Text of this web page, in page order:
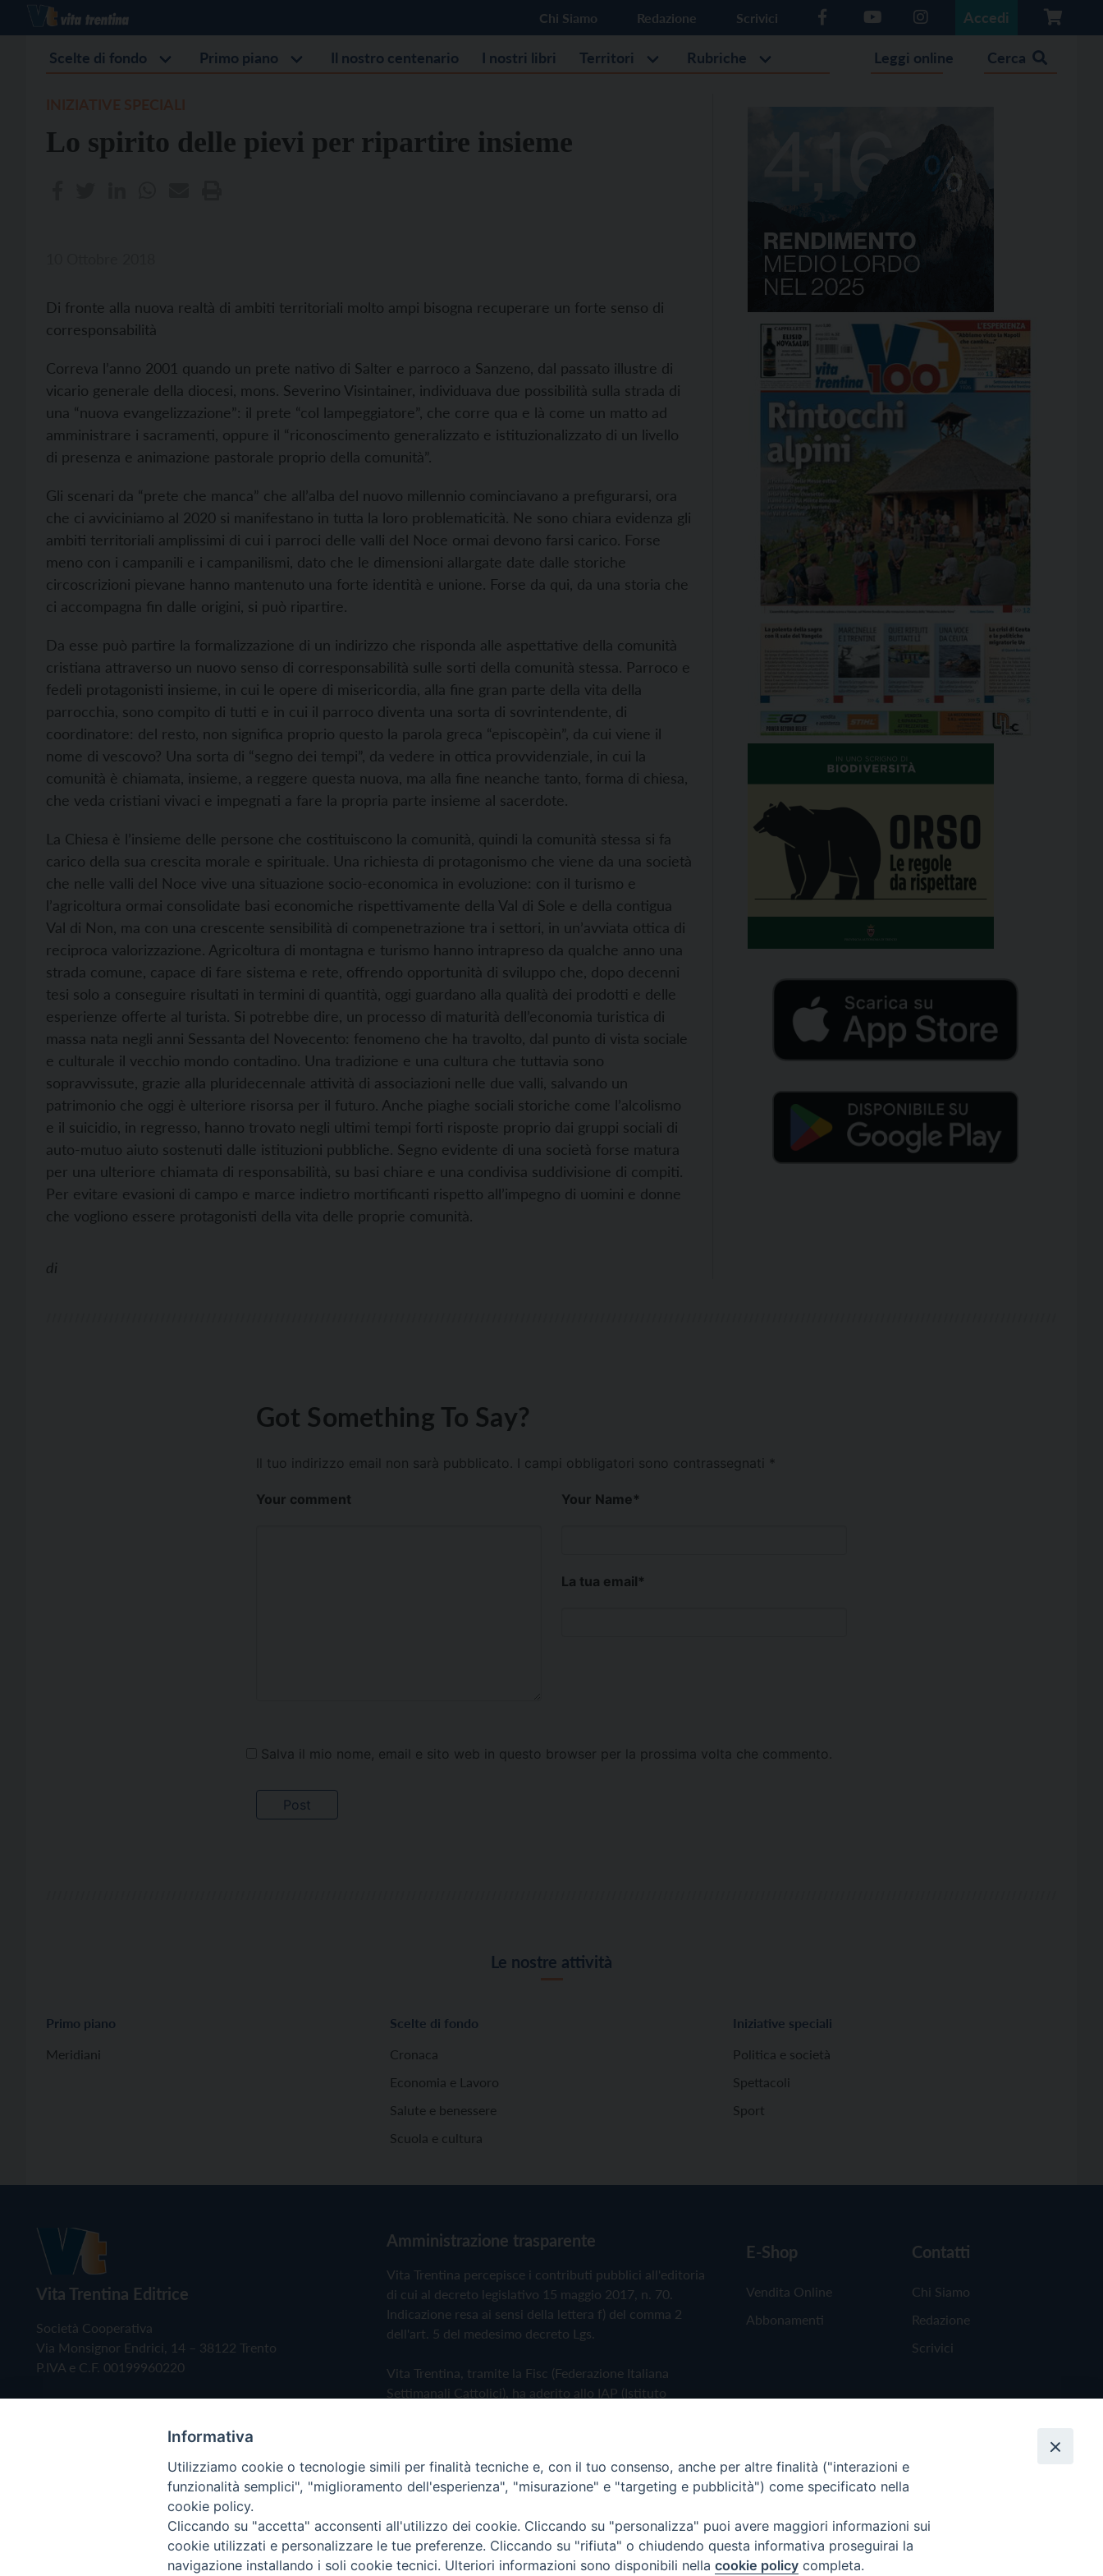
Chi Siamo Redazione Scrivici Accedi
Scelte di fondo Primo piano Il nostro centenario I nostri libri Territori Rubriche Leggi online Cerca
Lo spirito delle pievi per ripartire insieme
Di fronte alla nuova realtà di ambiti territoriali molto ampi bisogna recuperare un forte senso di
corresponsabilità
Correva l’anno 2001 quando un prete nativo di Salter e parroco a Sanzeno, dal passato illustre di
vicario generale della diocesi, mons. Severino Visintainer, individuava due possibilità sulla strada di
una “nuova evangelizzazione”: il prete “col lampeggiatore”, che corre qua e là come un matto ad
amministrare i sacramenti, oppure il “riconoscimento generalizzato e istituzionalizzato di un livello
di presenza e animazione pastorale proprio della comunità”.
Gli scenari da “prete che manca” che all’alba del nuovo millennio cominciavano a prefigurarsi, ora
che ci avviciniamo al 2020 si manifestano in tutta la loro problematicità. Ne sono chiara evidenza gli
ambiti territoriali amplissimi di cui i parroci delle valli del Noce ormai devono farsi carico. Forse
meno con i campanili e i campanilismi, dato che le dimensioni allargate date dalle storiche
circoscrizioni pievane hanno mantenuto una forte identità e unione. Forse da qui, da una storia che
ci accompagna fin dalle origini, si può ripartire.
Da esse può partire la formalizzazione di un indirizzo che risponda alle aspettative della comunità
cristiana attraverso un nuovo senso di corresponsabilità sulle sorti della comunità stessa. Parroco e
fedeli protagonisti insieme, in cui le opere di misericordia, alla fine gran parte della vita della
parrocchia, sono compito di tutti e in cui il parroco diventa una sorta di sovrintendente, di
coordinatore: del resto, non significa proprio questo la parola greca “episcopèin”, da cui viene il
nome di vescovo? Una sorta di “segno dei tempi”, da vedere in ottica provvidenziale, in cui la
comunità è chiamata, insieme, a reggere questa nuova, ma alla fine neanche tanto, forma di chiesa,
che veda cristiani vivaci e impegnati a fare la propria parte insieme al sacerdote.
La Chiesa è l’insieme delle persone che costituiscono la comunità, quindi la comunità stessa si fa
carico della sua crescita morale e spirituale. Una richiesta di protagonismo che viene da una società
che nelle valli del Noce vive una situazione socio-economica in evoluzione: con il turismo e
l’agricoltura ormai consolidate basi economiche rispettivamente della Val di Sole e della contigua
Val di Non, ma con una crescente sensibilità di compenetrazione tra i settori, in un’avviata ottica di
reciproca valorizzazione. Agricoltura di montagna e turismo hanno intrapreso da qualche anno una
strada comune, capace di fare sistema e rete, offrendo opportunità di sviluppo che, dopo decenni
tesi solo a conseguire risultati in termini di quantità, oggi guardano alla qualità dei prodotti e delle
esperienze offerte al turista. Si potrebbe dire, un processo di maturità dell’economia turistica di
massa nata negli anni Sessanta del Novecento: fenomeno che ha travolto, dal punto di vista sociale
e culturale il vecchio mondo contadino. Una tradizione e una cultura che tuttavia sono
sopravvissute, grazie alla pluridecennale attività di associazioni nelle due valli, salvando un
patrimonio che oggi è ulteriore risorsa per il futuro. Anche piaghe sociali storiche come l’alcolismo
e il suicidio, in regresso, hanno trovato negli ultimi tempi forti risposte proprio dai gruppi sociali di
auto-mutuo aiuto sostenuti dalle istituzioni pubbliche. Segno evidente di una società forse matura
per una ulteriore chiamata di responsabilità, su basi chiare e una condivisa suddivisione di compiti.
Per evitare evasioni di campo e marce indietro mortificanti rispetto all’impegno di uomini e donne
che vogliono essere protagonisti della vita delle proprie comunità.
di
Got Something To Say?
Il tuo indirizzo email non sarà pubblicato. I campi obbligatori sono contrassegnati *
Your comment Your Name*
La tua email*
Salva il mio nome, email e sito web in questo browser per la prossima volta che commento.
Le nostre attività
Primo piano
Meridiani
Scelte di fondo
Cronaca
Economia e Lavoro
Salute e benessere
Scuola e cultura
Iniziative speciali
Politica e società
Spettacoli
Sport
Vita Trentina Editrice
Società Cooperativa
Via Monsignor Endrici, 14 – 38122 Trento
P.IVA e C.F. 00199960220
Amministrazione trasparente
Vita Trentina percepisce i contributi pubblici all'editoria
di cui al decreto legislativo 15 maggio 2017, n. 70.
Indicazione resa ai sensi della lettera f) del comma 2
dell'art. 5 del medesimo decreto Lgs.
Vita Trentina, tramite la Fisc (Federazione Italiana
Settimanali Cattolici), ha aderito allo IAP (Istituto
Privacy Policy Cookie Policy
E-Shop
Vendita Online
Abbonamenti
Contatti
Chi Siamo
Redazione
Scrivici
Copyright © 2019 - Tutti i diritti riservati - Vita Trentina Editrice
Informativa
Utilizziamo cookie o tecnologie simili per finalità tecniche e, con il tuo consenso, anche per altre finalità ("interazioni e
funzionalità semplici", "miglioramento dell'esperienza", "misurazione" e "targeting e pubblicità") come specificato nella
cookie policy.
Cliccando su "accetta" acconsenti all'utilizzo dei cookie. Cliccando su "personalizza" puoi avere maggiori informazioni sui
cookie utilizzati e personalizzare le tue preferenze. Cliccando su "rifiuta" o chiudendo questa informativa proseguirai la
navigazione installando i soli cookie tecnici. Ulteriori informazioni sono disponibili nella cookie policy completa.